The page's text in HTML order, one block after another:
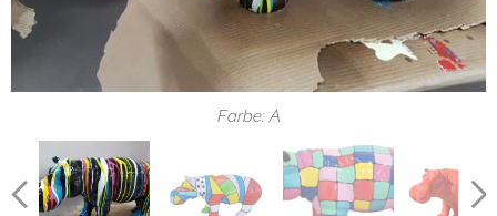
Farbe: A
Farbe: C
Farbe: E
Farbe: F